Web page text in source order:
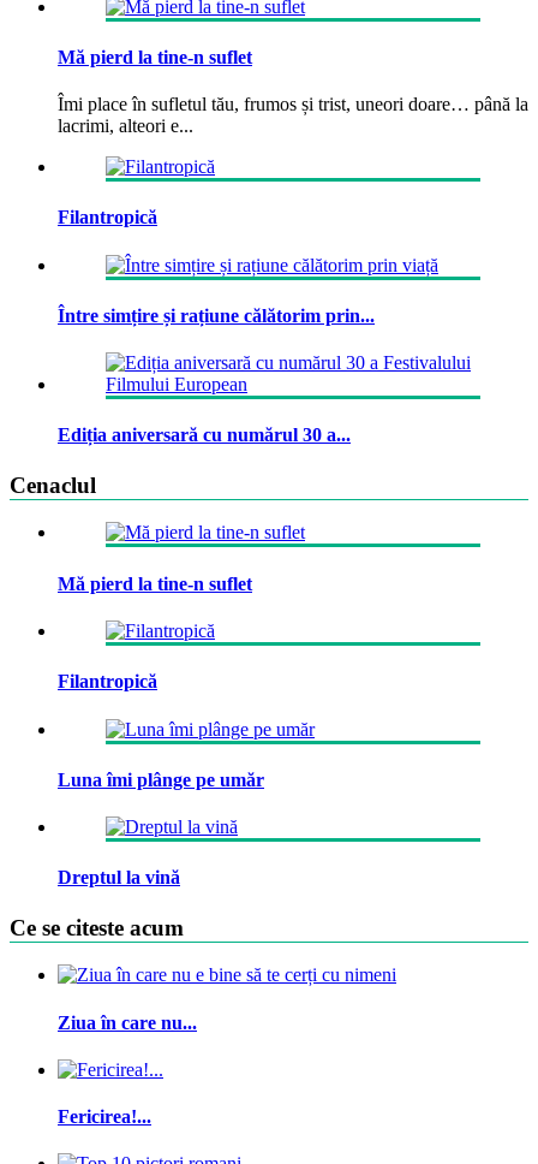
Mă pierd la tine-n suflet
Îmi place în sufletul tău, frumos și trist, uneori doare… până la
lacrimi, alteori e...
Filantropică
Între simțire și rațiune călătorim prin...
Ediția aniversară cu numărul 30 a...
Cenaclul
Mă pierd la tine-n suflet
Filantropică
Luna îmi plânge pe umăr
Dreptul la vină
Ce se citeste acum
Ziua în care nu...
Fericirea!...